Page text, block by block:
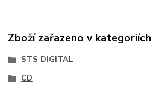
Zboží zařazeno v kategoriích
STS DIGITAL
CD